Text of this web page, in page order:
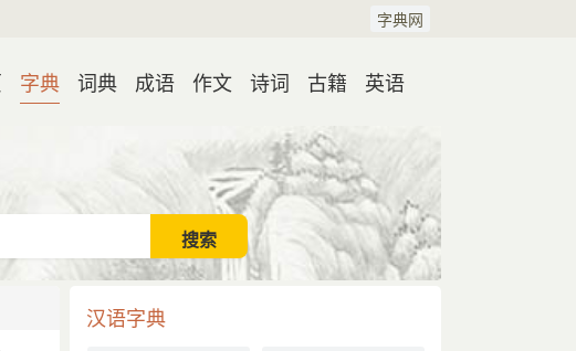
字典网
字典 词典 成语 作文 诗词 古籍 英语
汉语字典